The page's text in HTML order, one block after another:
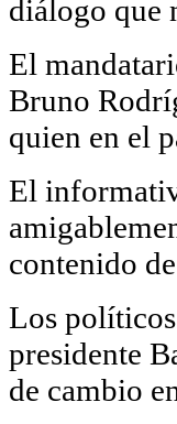
diálogo que
El
Bruno
quien en el
El
contenido
Los
presidente
de cambio